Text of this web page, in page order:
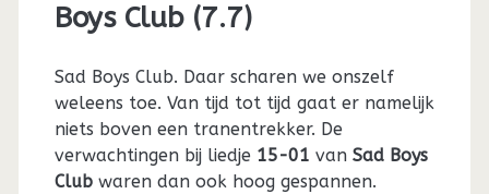
Boys Club (7.7)
Sad Boys Club. Daar scharen we onszelf
weleens toe. Van tijd tot tijd gaat er namelijk
niets boven een tranentrekker. De
verwachtingen bij liedje 15-01 van Sad Boys
Clubwaren dan ook hoog gespannen.